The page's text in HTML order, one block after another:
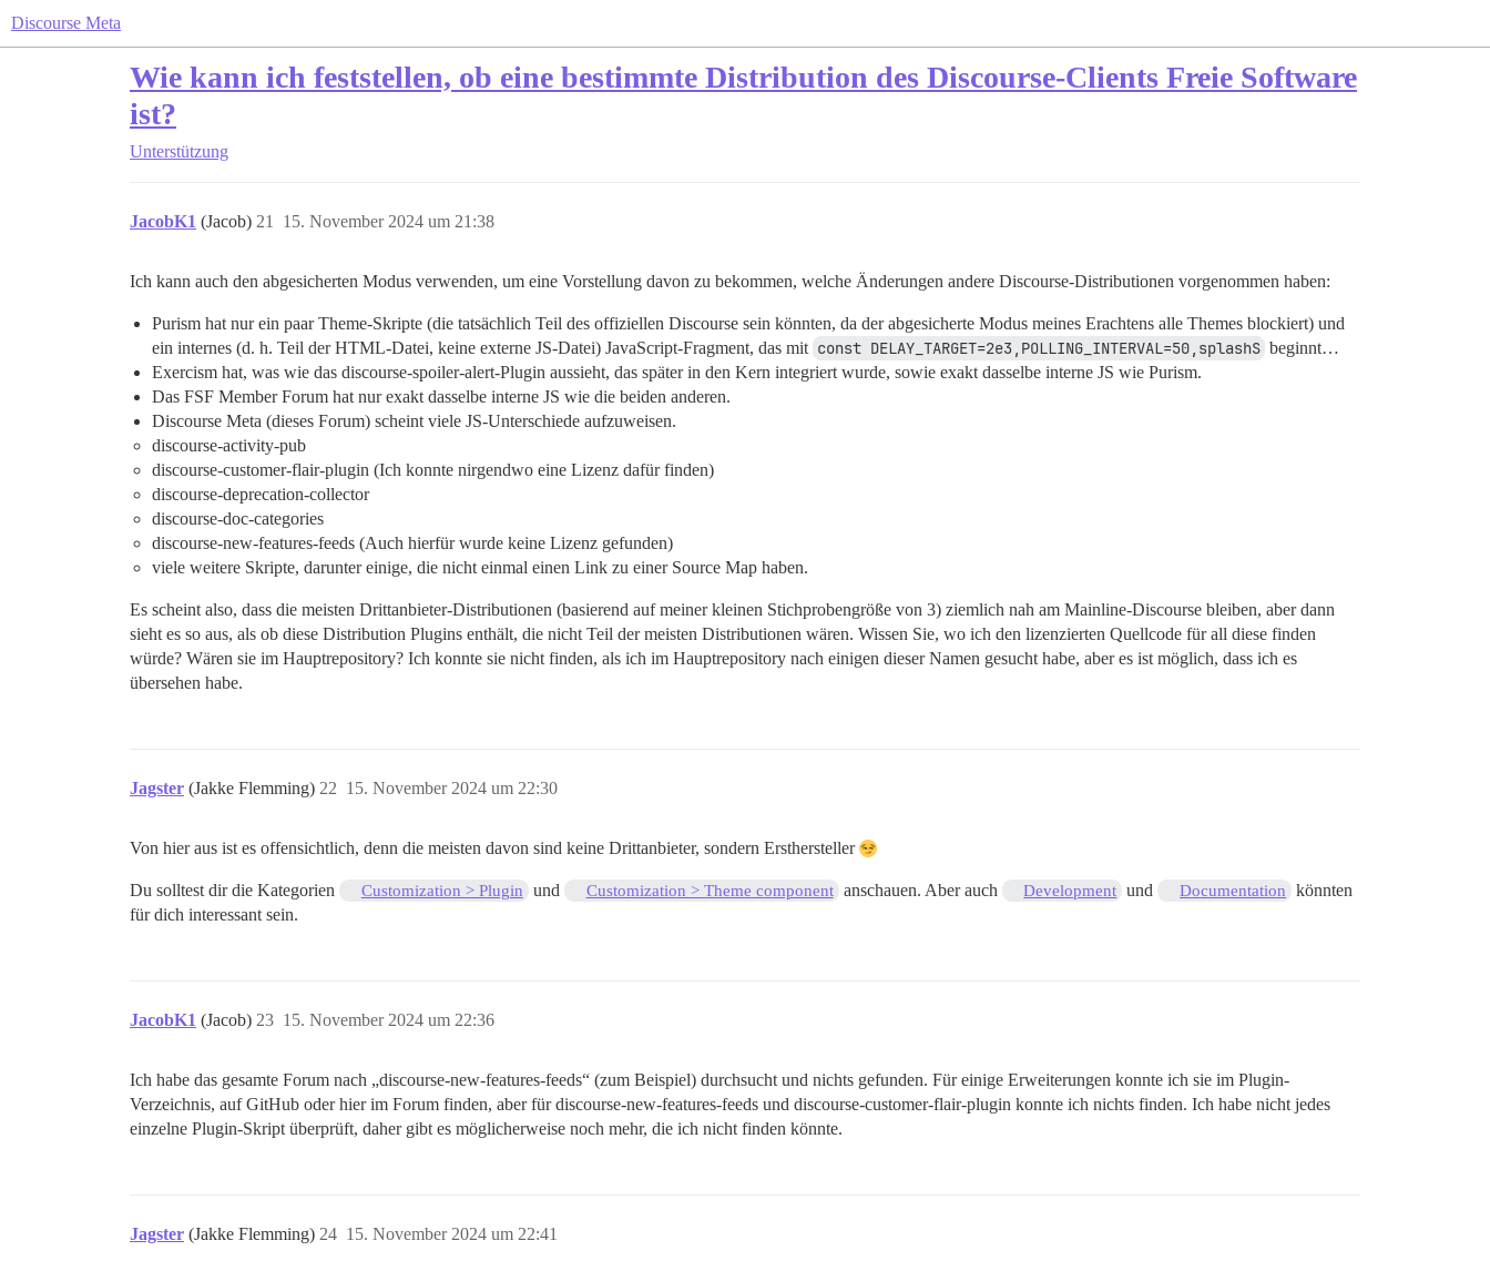
Discourse Meta
Wie kann ich feststellen, ob eine bestimmte Distribution des Discourse-Clients Freie Software
ist?
Unterstützung
JacobK1 (Jacob) 15. November 2024 um 21:38
21
Ich kann auch den abgesicherten Modus verwenden, um eine Vorstellung davon zu bekommen, welche Änderungen andere Discourse-Distributionen vorgenommen haben:
Purism hat nur ein paar Theme-Skripte (die tatsächlich Teil des offiziellen Discourse sein könnten, da der abgesicherte Modus meines Erachtens alle Themes blockiert) und
ein internes (d. h. Teil der HTML-Datei, keine externe JS-Datei) JavaScript-Fragment, das mit const DELAY_TARGET=2e3,POLLING_INTERVAL=50,splashS beginnt…
Exercism hat, was wie das discourse-spoiler-alert-Plugin aussieht, das später in den Kern integriert wurde, sowie exakt dasselbe interne JS wie Purism.
Das FSF Member Forum hat nur exakt dasselbe interne JS wie die beiden anderen.
Discourse Meta (dieses Forum) scheint viele JS-Unterschiede aufzuweisen.
discourse-activity-pub
discourse-customer-flair-plugin (Ich konnte nirgendwo eine Lizenz dafür finden)
discourse-deprecation-collector
discourse-doc-categories
discourse-new-features-feeds (Auch hierfür wurde keine Lizenz gefunden)
viele weitere Skripte, darunter einige, die nicht einmal einen Link zu einer Source Map haben.
Es scheint also, dass die meisten Drittanbieter-Distributionen (basierend auf meiner kleinen Stichprobengröße von 3) ziemlich nah am Mainline-Discourse bleiben, aber dann
sieht es so aus, als ob diese Distribution Plugins enthält, die nicht Teil der meisten Distributionen wären. Wissen Sie, wo ich den lizenzierten Quellcode für all diese finden
würde? Wären sie im Hauptrepository? Ich konnte sie nicht finden, als ich im Hauptrepository nach einigen dieser Namen gesucht habe, aber es ist möglich, dass ich es
übersehen habe.
Jagster (Jakke Flemming) 15. November 2024 um 22:30
22
Von hier aus ist es offensichtlich, denn die meisten davon sind keine Drittanbieter, sondern Ersthersteller
Du solltest dir die Kategorien Customization > Plugin und Customization > Theme component anschauen. Aber auch Development und Documentation
könnten
für dich interessant sein.
JacobK1 (Jacob) 15. November 2024 um 22:36
23
Ich habe das gesamte Forum nach „discourse-new-features-feeds“ (zum Beispiel) durchsucht und nichts gefunden. Für einige Erweiterungen konnte ich sie im Plugin-
Verzeichnis, auf GitHub oder hier im Forum finden, aber für discourse-new-features-feeds und discourse-customer-flair-plugin konnte ich nichts finden. Ich habe nicht jedes
einzelne Plugin-Skript überprüft, daher gibt es möglicherweise noch mehr, die ich nicht finden könnte.
Jagster (Jakke Flemming) 15. November 2024 um 22:41
24